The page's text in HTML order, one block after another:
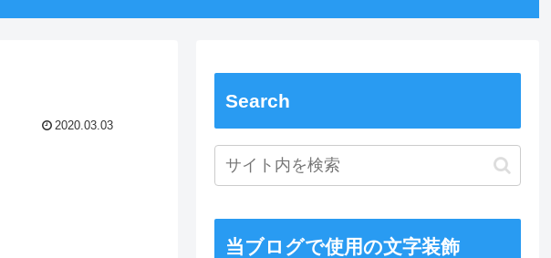
2020.03.03
Search
当ブログで使用の文字装飾